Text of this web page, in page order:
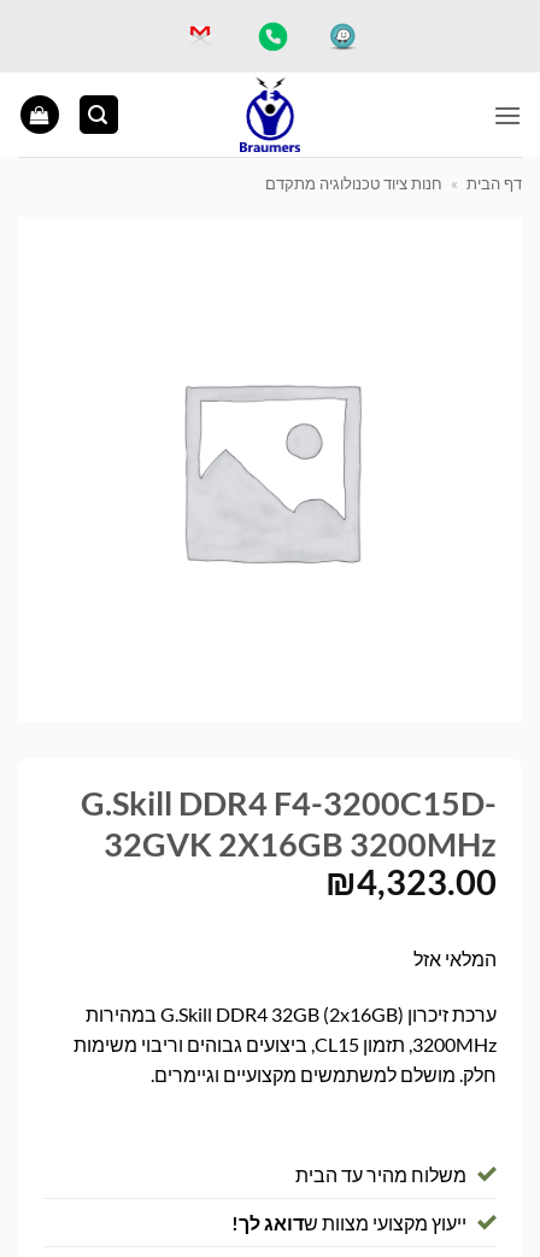
דף הבית » חנות ציוד טכנולוגיה מתקדם
G.Skill DDR4 F4-3200C15D-
32GVK 2X16GB 3200MHz
₪4,323.00
המלאי אזל
ערכת זיכרון G.Skill DDR4 32GB (2x16GB) במהירות
3200MHz, תזמון CL15, ביצועים גבוהים וריבוי משימות
חלק. מושלם למשתמשים מקצועיים וגיימרים.
משלוח מהיר עד הבית
ייעוץ מקצועי מצוות שדואג לך!